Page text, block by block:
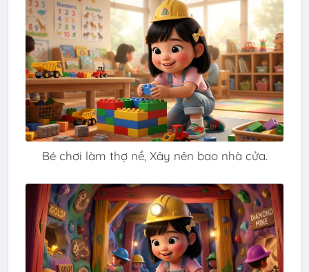
Bé chơi làm thợ nề, Xây nên bao nhà cửa.